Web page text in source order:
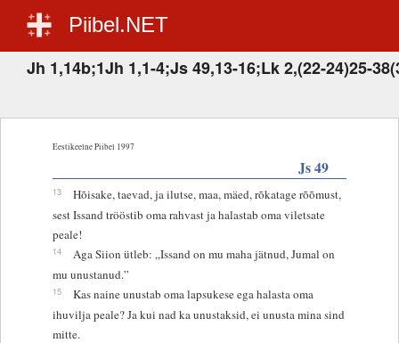
Piibel.NET
Jh 1,14b;1Jh 1,1-4;Js 49,13-16;Lk 2,(22-24)25-
Eestikeelne Piibel 1997
Js 49
13
Hõisake, taevad, ja ilutse, maa, mäed, rõkatage rõõmust,
sest Issand trööstib oma rahvast ja halastab oma viletsate
peale!
14
Aga Siion ütleb: „Issand on mu maha jätnud, Jumal on
mu unustanud.”
15
Kas naine unustab oma lapsukese ega halasta oma
ihuvilja peale? Ja kui nad ka unustaksid, ei unusta mina sind
mitte.